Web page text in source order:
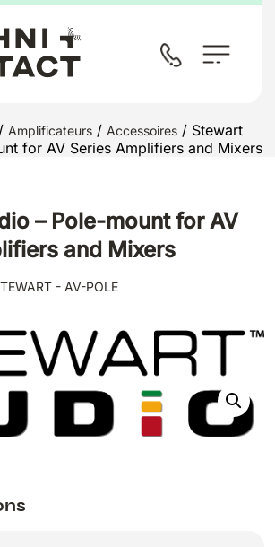
/ Amplificateurs / Accessoires / Stewart
for AV Series Amplifiers and Mixers
– Pole-mount for AV
and Mixers
- AV-POLE